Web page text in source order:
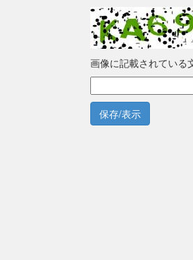
画像に記載されている
保存/表示